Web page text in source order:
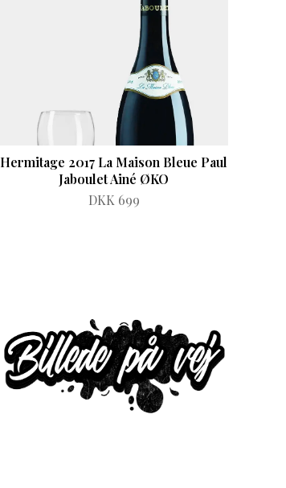
Hermitage 2017 La Maison Bleue Paul
Jaboulet Ainé ØKO
DKK 699